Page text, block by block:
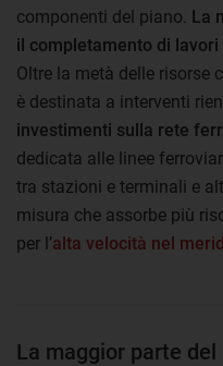
componenti del piano. La
il completamento di
Oltre la metà delle risorse
è destinata a interventi
investimenti sulla rete
dedicata alle linee
tra stazioni e terminali e
misura che assorbe più
per l’alta velocità nel
La maggior parte